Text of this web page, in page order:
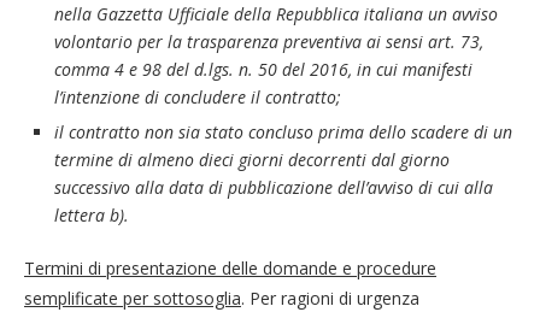
nella Gazzetta Ufficiale della Repubblica italiana un avviso
volontario per la trasparenza preventiva ai sensi art. 73,
comma 4 e 98 del d.lgs. n. 50 del 2016, in cui manifesti
l’intenzione di concludere il contratto;
il contratto non sia stato concluso prima dello scadere di un
termine di almeno dieci giorni decorrenti dal giorno
successivo alla data di pubblicazione dell’avviso di cui alla
lettera b).
Termini di presentazione delle domande e procedure
semplificate per sottosoglia. Per ragioni di urgenza